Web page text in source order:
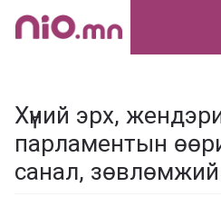
Skip
Хүний эрх,
парламентын
санал,